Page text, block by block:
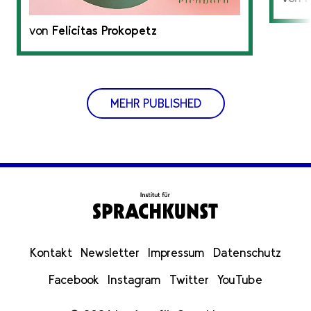
von Felicitas Prokopetz
MEHR PUBLISHED
Kontakt Newsletter Impressum
Datenschutz
Facebook
Instagram Twitter YouTube